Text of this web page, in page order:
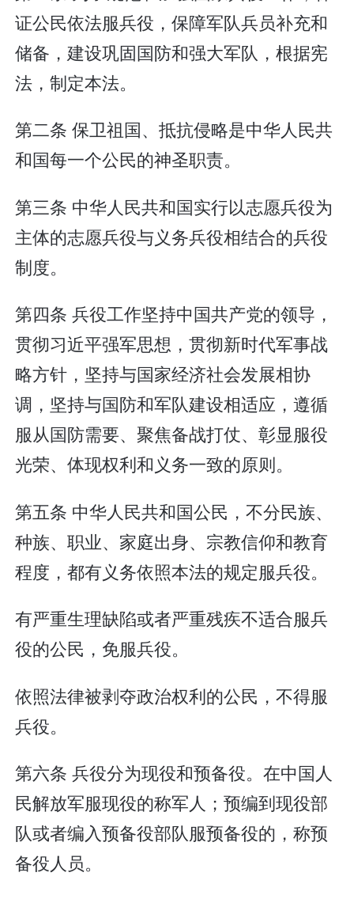
证公民依法服兵役，保障军队兵员补充和
储备，建设巩固国防和强大军队，根据宪
法，制定本法。
第二条 保卫祖国、抵抗侵略是中华人民共
和国每一个公民的神圣职责。
第三条 中华人民共和国实行以志愿兵役为
主体的志愿兵役与义务兵役相结合的兵役
制度。
第四条 兵役工作坚持中国共产党的领导，
贯彻习近平强军思想，贯彻新时代军事战
略方针，坚持与国家经济社会发展相协
调，坚持与国防和军队建设相适应，遵循
服从国防需要、聚焦备战打仗、彰显服役
光荣、体现权利和义务一致的原则。
第五条 中华人民共和国公民，不分民族、
种族、职业、家庭出身、宗教信仰和教育
程度，都有义务依照本法的规定服兵役。
有严重生理缺陷或者严重残疾不适合服兵
役的公民，免服兵役。
依照法律被剥夺政治权利的公民，不得服
兵役。
第六条 兵役分为现役和预备役。在中国人
民解放军服现役的称军人；预编到现役部
队或者编入预备役部队服预备役的，称预
备役人员。